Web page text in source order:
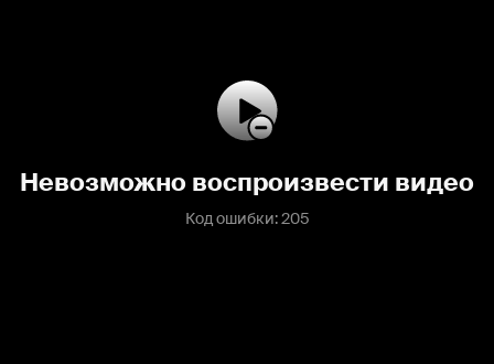
Невозможно воспроизвести видео
Код ошибки: 205